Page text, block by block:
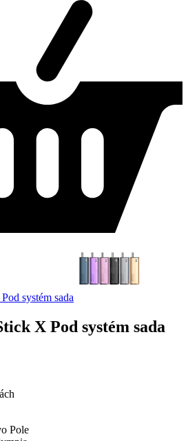
systém sada
X Pod systém sada
Pole